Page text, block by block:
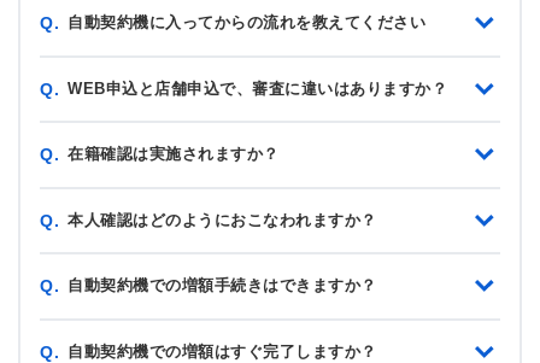
Q. 自動契約機に入ってからの流れを教えてください
Q. WEB申込と店舗申込で、審査に違いはありますか？
Q. 在籍確認は実施されますか？
Q. 本人確認はどのようにおこなわれますか？
Q. 自動契約機での増額手続きはできますか？
Q. 自動契約機での増額はすぐ完了しますか？